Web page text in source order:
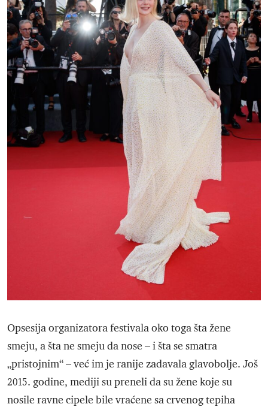
Opsesija organizatora festivala oko toga šta žene
smeju, a šta ne smeju da nose – i šta se smatra
„pristojnim“ – već im je ranije zadavala glavobolje. Još
2015. godine, mediji su preneli da su žene koje su
nosile ravne cipele bile vraćene sa crvenog tepiha